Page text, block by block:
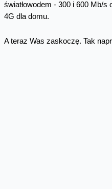
światłowodem - 300 i 600 Mb/
4G dla domu.
A teraz Was zaskoczę. Tak